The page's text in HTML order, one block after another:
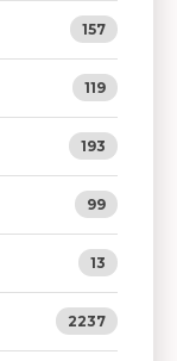
157
119
193
99
13
2237